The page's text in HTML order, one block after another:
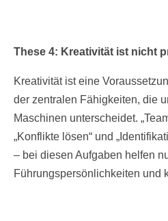
These 4: Kreativität ist nicht
Kreativität ist eine
der zentralen Fähigkeiten, die
Maschinen unterscheidet.
„Konflikte lösen“ und
– bei diesen Aufgaben helfen
Führungspersönlichkeiten und